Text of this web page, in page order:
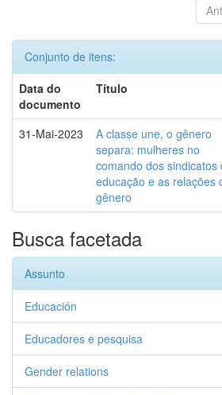
Conjunto de itens:
Data do
documento
Título
31-Mai-2023
A classe une, o gênero
separa: mulheres no
comando dos sindicatos
educação e as relações
gênero
Busca facetada
Assunto
Educación
Educadores e pesquisa
Gender relations